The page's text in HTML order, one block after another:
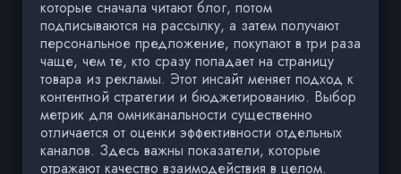
которые сначала читают блог, потом
подписываются на рассылку, а затем получают
персональное предложение, покупают в три раза
чаще, чем те, кто сразу попадает на страницу
товара из рекламы. Этот инсайт меняет подход к
контентной стратегии и бюджетированию. Выбор
метрик для омниканальности существенно
отличается от оценки эффективности отдельных
каналов. Здесь важны показатели, которые
отражают качество взаимодействия в целом.